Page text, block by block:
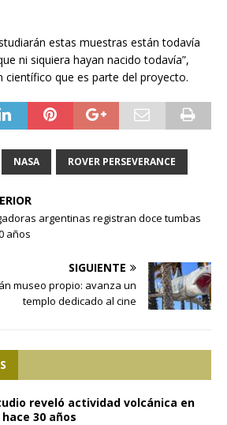
estas muestras están todavía
ni siquiera hayan nacido todavía”,
científico que es parte del proyecto.
NASA ROVER PERSEVERANCE
argentinas registran doce tumbas
años
SIGUIENTE
museo propio: avanza un
templo dedicado al cine
reveló actividad volcánica en
30 años